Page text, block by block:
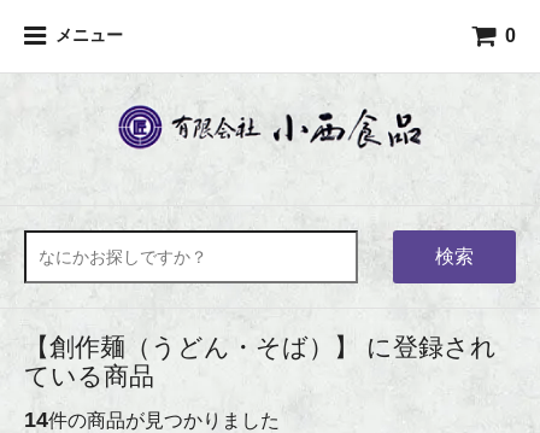
メニュー 0
検索
【創作麺（うどん・そば）】 に登録され
ている商品
14件の商品が見つかりました